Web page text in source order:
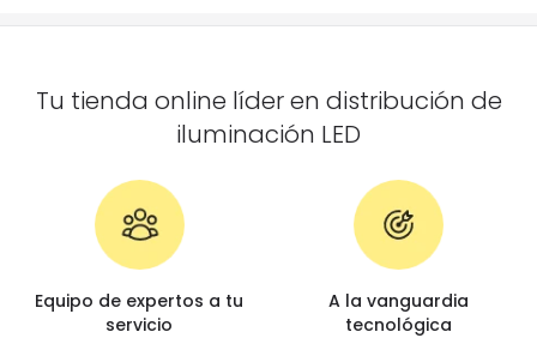
Tu tienda online líder en distribución de
iluminación LED
Equipo de expertos a tu
servicio
A la vanguardia
tecnológica